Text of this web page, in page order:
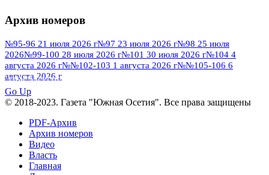
№95 7 августа 2012 г
№95 28 июля 2016 г№95+96 3 августа
2013 г№96 6 июля 2017 г№96 9 августа
2012 г №96 28 июля 2015 г
№96+97 30 июля 2016 г
№97 11 августа 2012 г
№97 30 июля 2015 г
№98 2 августа 2016 г
августа 2013 г
Архив номеров
№95-96 21 июля 2026 г№97 23 июля 2026 г№98 25 июля
2026№99-100 28 июля 2026 г№101 30 июля 2026 г№104 4
августа 2026 г№№102-103 1 августа 2026 г№№105-106 6
августа 2026 г
ПОСМОТРЕТЬ ВСЕ
Go Up
© 2018-2023. Газета "Южная Осетия". Все права защищены
PDF-Архив
Архив номеров
Видео
Власть
Главная